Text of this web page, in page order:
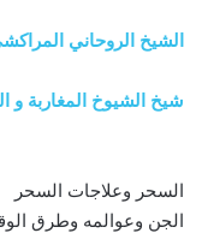
الشيخ الروحاني
شيخ الشيوخ المغاربة و
السحر وعلاجات السحر
الجن وعوالمه وطرق